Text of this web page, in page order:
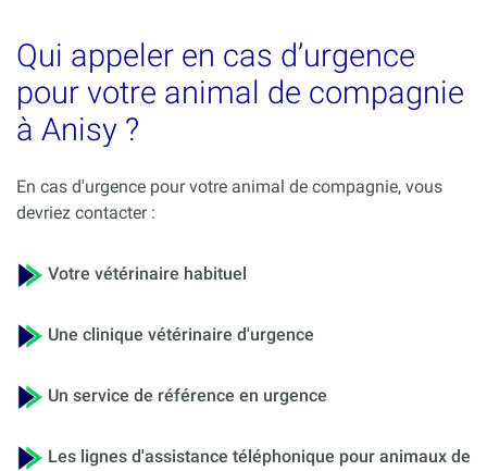
Qui appeler en cas d’urgence
pour votre animal de compagnie
à Anisy ?
En cas d'urgence pour votre animal de compagnie, vous
devriez contacter :
Votre vétérinaire habituel
Une clinique vétérinaire d'urgence
Un service de référence en urgence
Les lignes d'assistance téléphonique pour animaux de